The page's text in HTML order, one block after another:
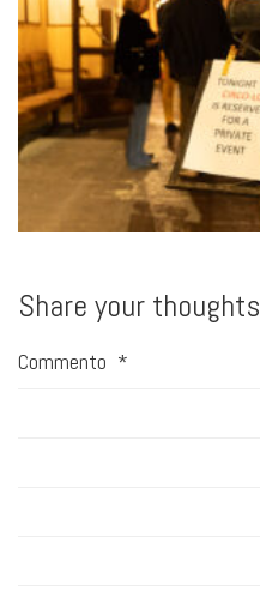
Share your thoughts
Commento *